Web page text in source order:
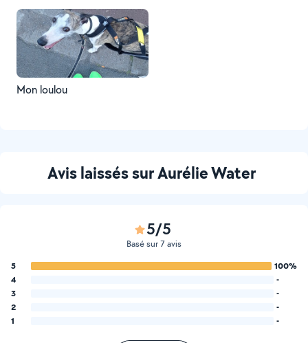
Mon loulou
Avis laissés sur Aurélie Water
5/5
Basé sur 7 avis
5
100%
4
-
3
-
2
-
1
-